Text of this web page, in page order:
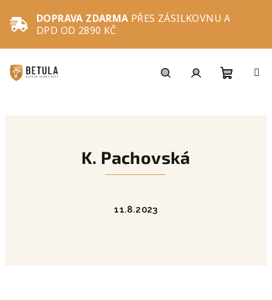
obsah
DOPRAVA ZDARMA PŘES ZÁSILKOVNU A
DPD OD 2890 KČ
K. Pachovská
11.8.2023